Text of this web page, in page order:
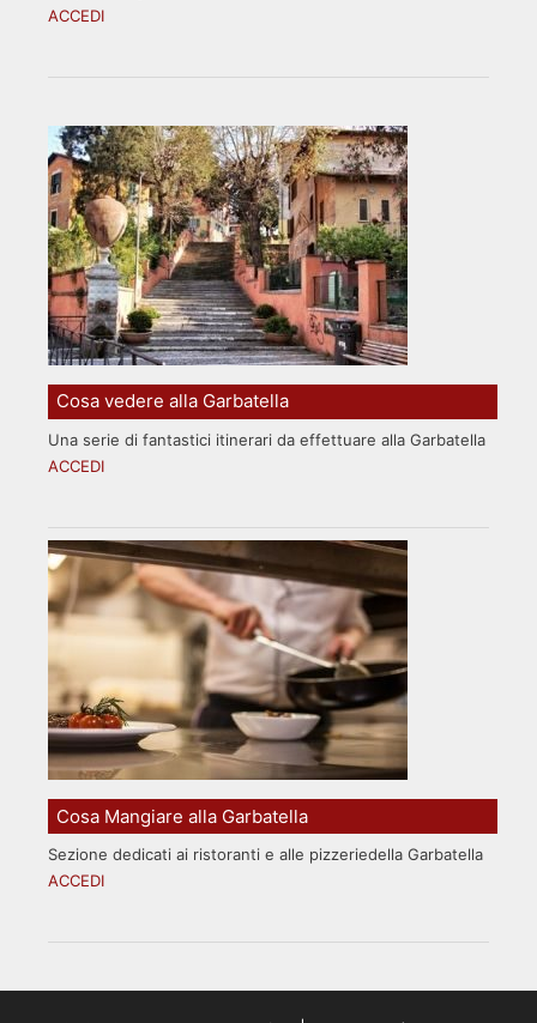
ACCEDI
Cosa vedere alla Garbatella
Una serie di fantastici itinerari da effettuare alla Garbatella
ACCEDI
Cosa Mangiare alla Garbatella
Sezione dedicati ai ristoranti e alle pizzeriedella Garbatella
ACCEDI